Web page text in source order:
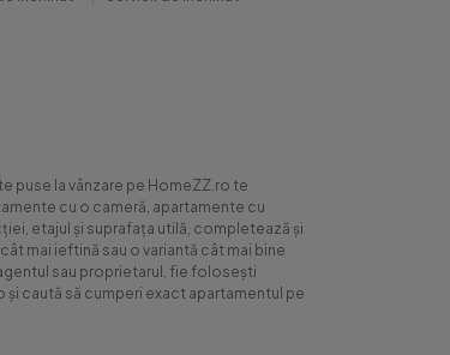
puse la vânzare pe HomeZZ.ro te
cu o cameră, apartamente cu
etajul și suprafața utilă, completează și
mai ieftină sau o variantă cât mai bine
sau proprietarul, fie folosești
și caută să cumperi exact apartamentul pe